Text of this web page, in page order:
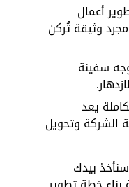
أعمال
وثيقة تُركن
سفينة
يعد
الشركة وتحويل
بيدك